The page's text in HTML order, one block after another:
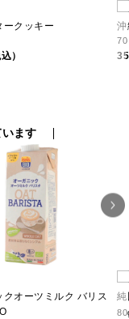
ークッキー
）
70
ます
クオーツミルク バリス